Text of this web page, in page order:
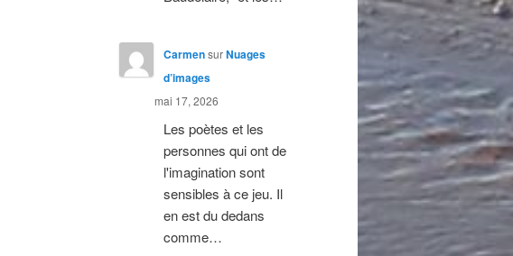
CarmensurNuages
d’images
mai 17, 2026
Les poètes et les
personnes qui ont de
l'imagination sont
sensibles à ce jeu. Il
en est du dedans
comme…